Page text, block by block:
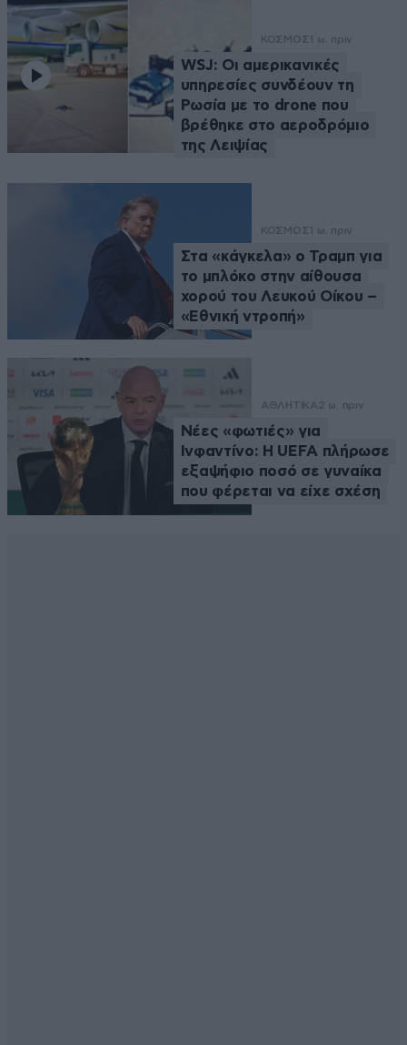
ΚΟΣΜΟΣ 1 ω. πριν
WSJ: Οι αμερικανικές
υπηρεσίες συνδέουν τη
Ρωσία με το drone που
βρέθηκε στο αεροδρόμιο
της Λειψίας
ΚΟΣΜΟΣ 1 ω. πριν
Στα «κάγκελα» ο Τραμπ για
το μπλόκο στην αίθουσα
χορού του Λευκού Οίκου –
«Εθνική ντροπή»
ΑΘΛΗΤΙΚΑ2 ω. πριν
Νέες «φωτιές» για
Ινφαντίνο: Η UEFA πλήρωσε
εξαψήφιο ποσό σε γυναίκα
που φέρεται να είχε σχέση